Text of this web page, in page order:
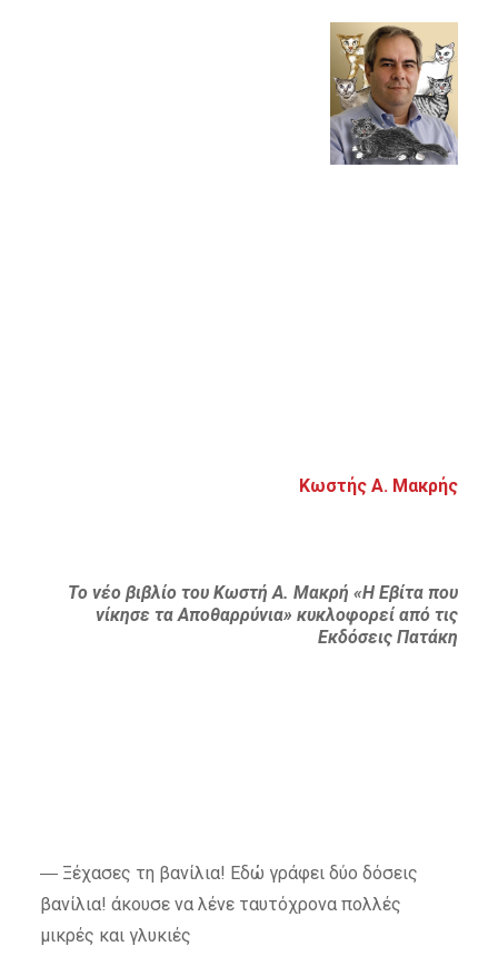
Κωστής Α. Μακρής
Το νέο βιβλίο του Κωστή Α. Μακρή «Η Εβίτα που
νίκησε τα Αποθαρρύνια» κυκλοφορεί από τις
Εκδόσεις Πατάκη
― Ξέχασες τη βανίλια! Εδώ γράφει δύο δόσεις
βανίλια! άκουσε να λένε ταυτόχρονα πολλές
μικρές και γλυκιές